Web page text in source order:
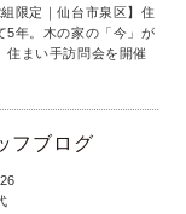
組限定｜仙台市泉区】住
5年。木の家の「今」が
住まい手訪問会を開催
フブログ